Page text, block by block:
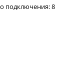
подключения: 8